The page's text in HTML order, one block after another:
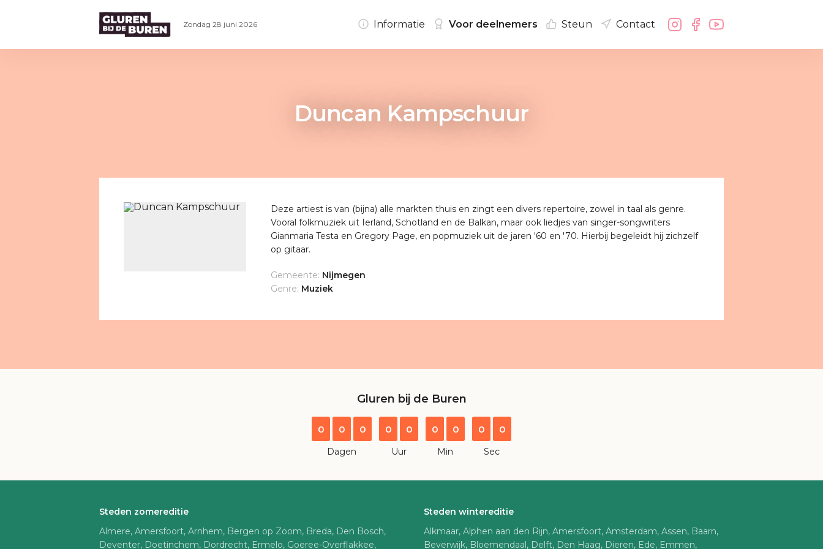
Duncan Kampschuur
Deze artiest is van (bijna) alle markten thuis en zingt een divers repertoire, zowel in taal als genre.
Vooral folkmuziek uit Ierland, Schotland en de Balkan, maar ook liedjes van singer-songwriters
Gianmaria Testa en Gregory Page, en popmuziek uit de jaren '60 en '70. Hierbij begeleidt hij zichzelf
op gitaar.
Gemeente: Nijmegen
Genre: Muziek
Gluren bij de Buren
0 0 0
Dagen
0 0
Uur
0 0
Min
0 0
Sec
Steden zomereditie
Almere, Amersfoort, Arnhem, Bergen op Zoom, Breda, Den Bosch,
Deventer, Doetinchem, Dordrecht, Ermelo, Goeree-Overflakkee,
Steden wintereditie
Alkmaar, Alphen aan den Rijn, Amersfoort, Amsterdam, Assen, Baarn,
Beverwijk, Bloemendaal, Delft, Den Haag, Dieren, Ede, Emmen,
Zondag 28 juni 2026 Informatie Voor deelnemers Steun Contact